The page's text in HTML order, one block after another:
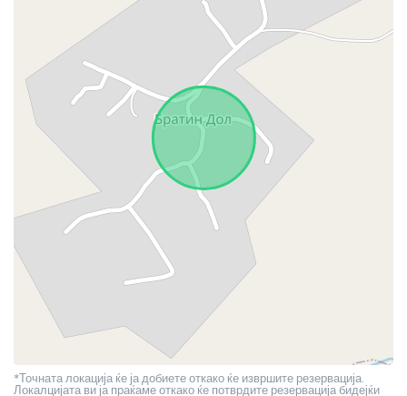
*Точната локација ќе ја добиете откако ќе извршите резервација.
Локалцијата ви ја праќаме откако ќе потврдите резервација бидејќи